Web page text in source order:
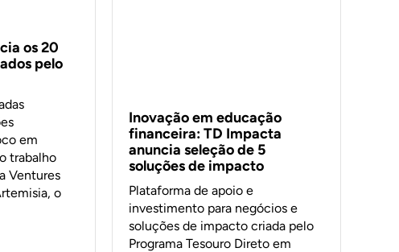
os 20
pelo
em
trabalho
Ventures
o
Inovação em educação
financeira: TD Impacta
anuncia seleção de 5
soluções de impacto
Plataforma de apoio e
investimento para negócios e
soluções de impacto criada pelo
Programa Tesouro Direto em